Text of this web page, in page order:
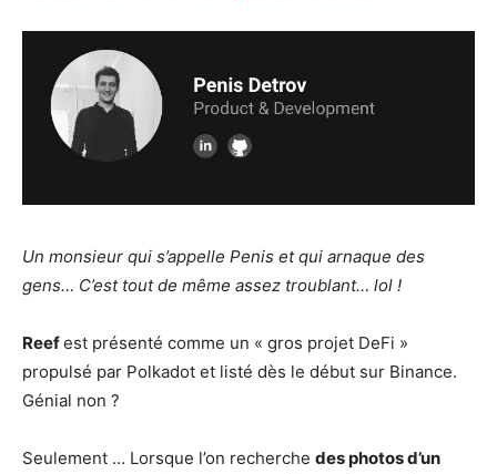
Un monsieur qui s’appelle Penis et qui arnaque des
gens… C’est tout de même assez troublant… lol !
Reefest présenté comme un « gros projet DeFi »
propulsé par Polkadot et listé dès le début sur Binance.
Génial non ?
Seulement … Lorsque l’on recherche des photos d’un